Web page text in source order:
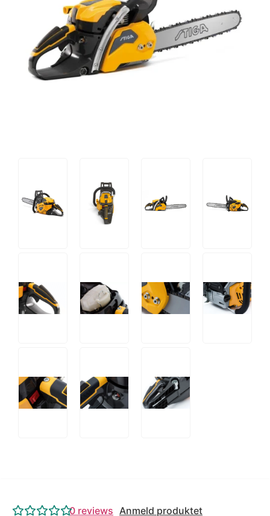
Tips og tricks
4.4 Google Reviews
4.7 Trustpilot
0 reviews Anmeld produktet